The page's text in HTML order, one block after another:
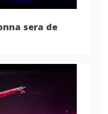
sera de